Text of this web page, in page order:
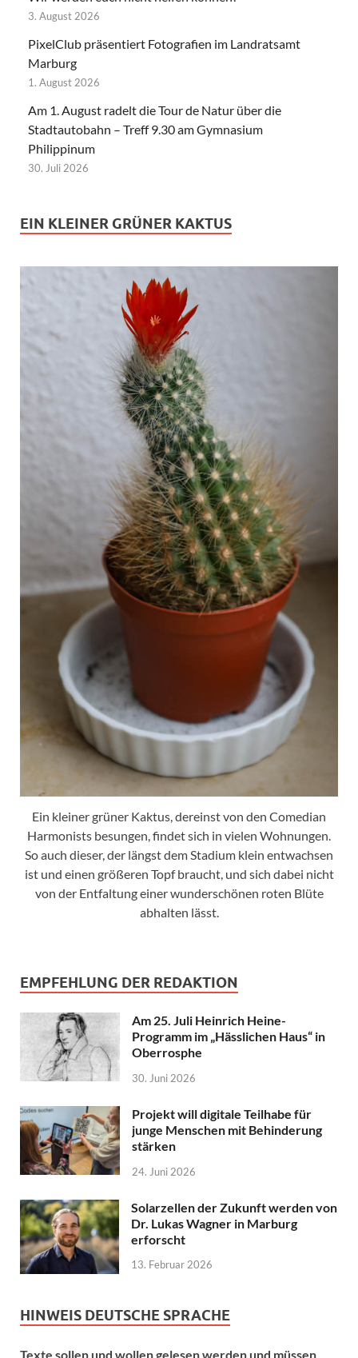
3. August 2026
PixelClub präsentiert Fotografien im Landratsamt
Marburg
1. August 2026
Am 1. August radelt die Tour de Natur über die
Stadtautobahn – Treff 9.30 am Gymnasium
Philippinum
30. Juli 2026
EIN KLEINER GRÜNER KAKTUS
Ein kleiner grüner Kaktus, dereinst von den Comedian
Harmonists besungen, findet sich in vielen Wohnungen.
So auch dieser, der längst dem Stadium klein entwachsen
ist und einen größeren Topf braucht, und sich dabei nicht
von der Entfaltung einer wunderschönen roten Blüte
abhalten lässt.
EMPFEHLUNG DER REDAKTION
Am 25. Juli Heinrich Heine-
Programm im „Hässlichen Haus“ in
Oberrosphe
30. Juni 2026
Projekt will digitale Teilhabe für
junge Menschen mit Behinderung
stärken
24. Juni 2026
Solarzellen der Zukunft werden von
Dr. Lukas Wagner in Marburg
erforscht
13. Februar 2026
HINWEIS DEUTSCHE SPRACHE
Texte sollen und wollen gelesen werden und müssen